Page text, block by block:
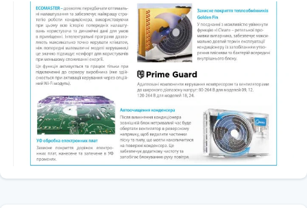
функцій:
Таймер 24 години — гнучке програмування роботи
ІЧ-пульт дистанційного керування з зручною навігацією
LED-дисплей прихованого типу
Нічний режим — тиха робота зі зміною температури впродовж 7
годин
Турбо-режим — миттєве досягнення заданої температури
Автоматичне очищення конденсатора — реверсне обертання
вентилятора видаляє пил і пісок
Wi-Fi-керування (опція) — доступ через смартфон з будь-якої точки
Функція самодіагностики — відображення помилок для швидкого
сервісу
Виявлення витоку фреону — повідомлення про витік на дисплеї
Захист від подачі холодного повітря — комфорт навіть при
Охайність, захист і довговічність